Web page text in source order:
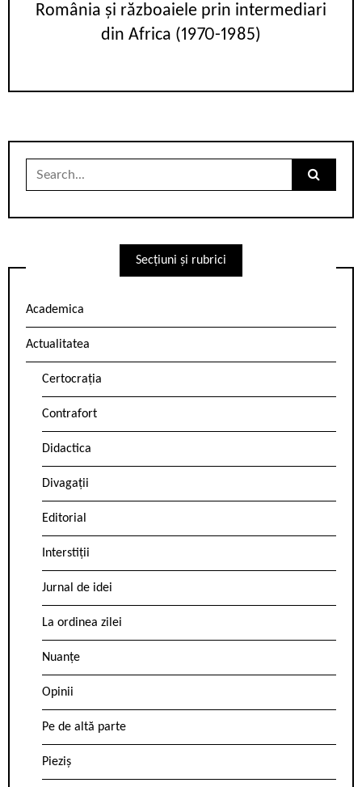
România și războaiele prin intermediari
din Africa (1970-1985)
Search
Secțiuni și rubrici
Academica
Actualitatea
Certocrația
Contrafort
Didactica
Divagații
Editorial
Interstiții
Jurnal de idei
La ordinea zilei
Nuanțe
Opinii
Pe de altă parte
Pieziș